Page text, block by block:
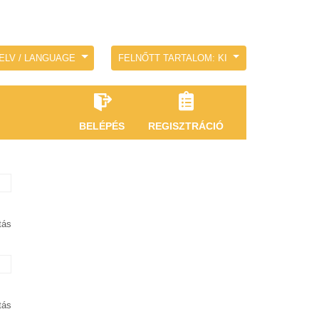
/ LANGUAGE FELNŐTT TARTALOM: KI
BELÉPÉS REGISZTRÁCIÓ